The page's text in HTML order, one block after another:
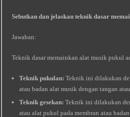
Sebutkan dan jelaskan teknik dasar
Jawaban:
Teknik dasar memainkan alat musik pukul
Teknik pukulan: Teknik ini dilakukan
atau badan alat musik dengan tangan
Teknik gesekan: Teknik ini dilakukan
atau alat pukul pada membran atau